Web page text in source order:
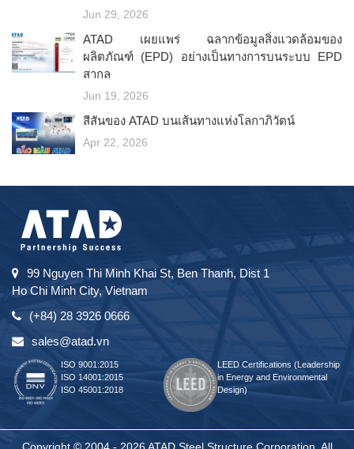
Jun 29, 2026
ATAD เผยแพร่ ฉลากข้อมูลสิ่งแวดล้อมของ
ผลิตภัณฑ์ (EPD) อย่างเป็นทางการบนระบบ EPD
สากล
Jun 19, 2026
สีสันของ ATAD บนเส้นทางแห่งโลกาภิวัตน์
Apr 22, 2026
99 Nguyen Thi Minh Khai St, Ben Thanh, Dist 1
Ho Chi Minh City, Vietnam
(+84) 28 3926 0666
sales@atad.vn
ISO 9001:2015
ISO 14001:2015
ISO 45001:2018
LEED Certifications (Leadership
in Energy and Environmental
Design)